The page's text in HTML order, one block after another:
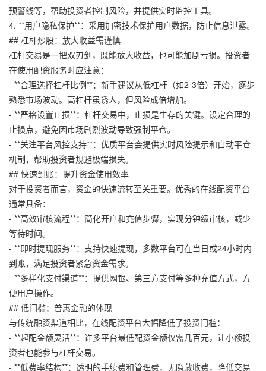
预警线等，帮助投资者控制风险，并提供实时监控工具。
4. **用户隐私保护**：采用加密技术保护用户数据，防止信息泄露。
## 杠杆炒股：放大收益需谨慎
杠杆交易是一把双刃剑，既能放大收益，也可能加剧亏损。投资者
在使用配资服务时应注意：
- **合理选择杠杆比例**：新手建议从低杠杆（如2-3倍）开始，逐步
熟悉市场波动。高杠杆虽诱人，但风险成倍增加。
- **严格设置止损**：杠杆交易中，止损是生存的关键。设定合理的
止损点，避免因市场剧烈波动导致强制平仓。
- **关注平台风控支持**：优质平台会提供实时风险提示和自动平仓
机制，帮助投资者规避极端损失。
## 快速到账：提升资金使用效率
对于投资者而言，资金的快速流转至关重要。优秀的在线配资平台
通常具备：
- **高效审核流程**：简化开户和充值步骤，实现分钟级审核，减少
等待时间。
- **即时提现服务**：支持快速提现，多数平台可在当日或24小时内
到账，满足投资者紧急资金需求。
- **多样化支付渠道**：提供网银、第三方支付等多种充值方式，方
便用户操作。
## 低门槛：普惠金融的体现
与传统融资渠道相比，在线配资平台大幅降低了投资门槛：
- **起配金额灵活**：许多平台最低配资金额仅需几百元，让小额投
资者也能参与杠杆交易。
- **低费率结构**：透明的手续费和管理费，无隐藏收费，降低交易